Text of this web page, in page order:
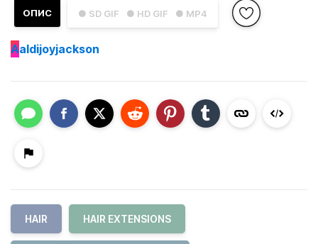
● SD GIF ● HD GIF ● MP4
ОПИС
Aaldijoyjackson
HAIR HAIR EXTENSIONS